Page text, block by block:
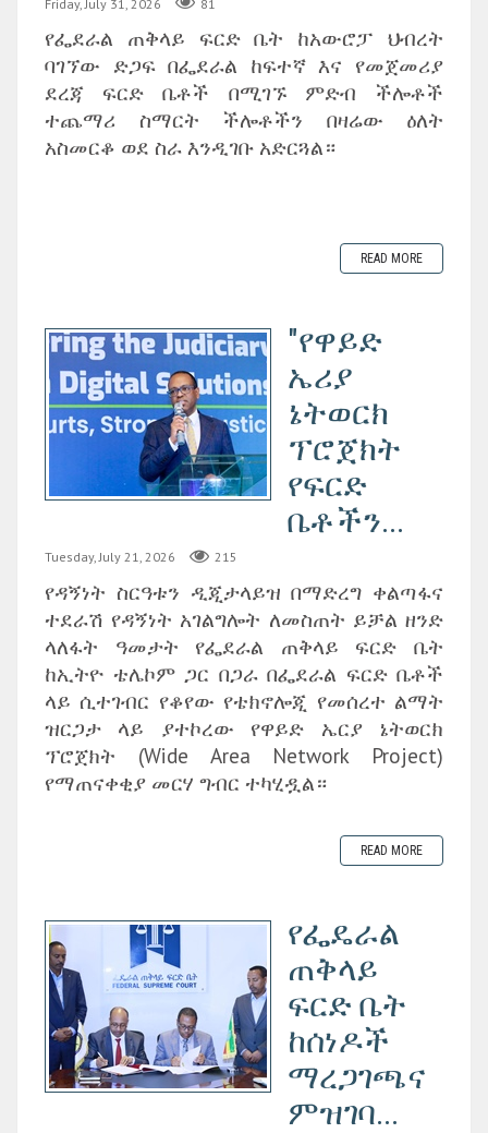
Friday, July 31, 2026 81
የፌደራል ጠቅላይ ፍርድ ቤት ከአውሮፓ ህብረት
ባገኘው ድጋፍ በፌደራል ከፍተኛ እና የመጀመሪያ
ደረጃ ፍርድ ቤቶች በሚገኙ ምድብ ችሎቶች
ተጨማሪ ስማርት ችሎቶችን በዛሬው ዕለት
አስመርቆ ወደ ስራ እንዲገቡ አድርጓል።
READ MORE
"የዋይድ
ኤሪያ
ኔትወርክ
ፕሮጀክት
የፍርድ
ቤቶችን...
Tuesday, July 21, 2026 215
የዳኝነት ስርዓቱን ዲጂታላይዝ በማድረግ ቀልጣፋና
ተደራሽ የዳኝነት አገልግሎት ለመስጠት ይቻል ዘንድ
ላለፋት ዓመታት የፌደራል ጠቅላይ ፍርድ ቤት
ከኢትዮ ቴሌኮም ጋር በጋራ በፌደራል ፍርድ ቤቶች
ላይ ሲተገብር የቆየው የቴክኖሎጂ የመሰረተ ልማት
ዝርጋታ ላይ ያተኮረው የዋይድ ኤርያ ኔትወርክ
ፕሮጀክት (Wide Area Network Project)
የማጠናቀቂያ መርሃ ግብር ተካሂዷል።
READ MORE
የፌዴራል
ጠቅላይ
ፍርድ ቤት
ከሰነዶች
ማረጋገጫና
ምዝገባ...